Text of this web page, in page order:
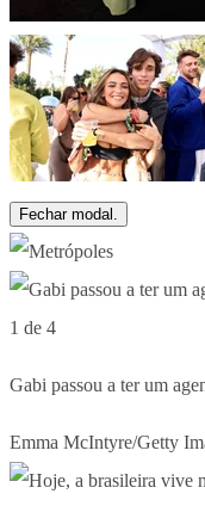
Fechar modal.
1 de 4
Gabi passou a ter um
Emma McIntyre/Getty